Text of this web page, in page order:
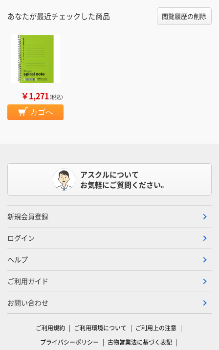
あなたが最近チェックした商品 閲覧履歴の削除
￥1,271（税込）
カゴへ
アスクルについて
お気軽にご質問ください。
新規会員登録
ログイン
ヘルプ
ご利用ガイド
お問い合わせ
ご利用規約 ご利用環境について
ご利用上の注意
プライバシーポリシー
古物営業法に基づく表記